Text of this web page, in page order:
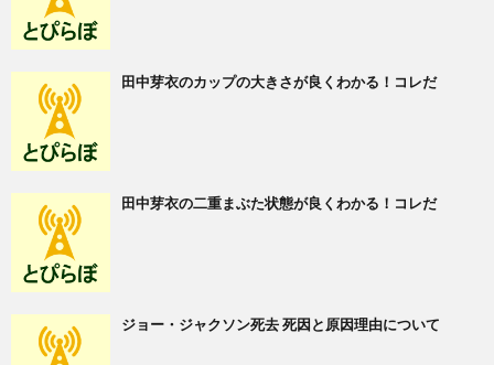
田中芽衣のカップの大きさが良くわかる！コレだ
田中芽衣の二重まぶた状態が良くわかる！コレだ
ジョー・ジャクソン死去 死因と原因理由について